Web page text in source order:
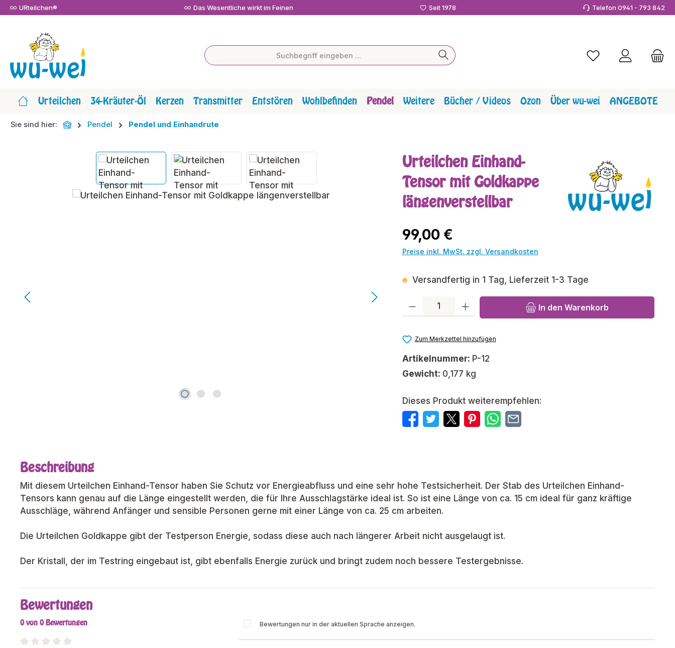
Hauptinhalt springen
Zur Suche springen
Zur Hauptnavigation springen
URteilchen® Das Wesentliche wirkt im Feinen Seit 1978 Telefon 0941 - 793 842
Du hast 0 Produkte
Urteilchen 34-Kräuter-Öl Kerzen Transmitter Entstören Wohlbefinden Pendel Weitere Bücher / Videos Ozon Über wu-wei ANGEBOTE
Sie sind hier: Pendel Pendel und Einhandrute
Bildergalerie überspringen
Urteilchen Einhand-
Tensor mit Goldkappe
längenverstellbar
Regulärer Preis:
99,00 €
Preise inkl. MwSt. zzgl. Versandkosten
Versandfertig in 1 Tag, Lieferzeit 1-3 Tage
Produkt Anzahl: Gib den gewünschten Wert ein oder benutze die
In den Warenkorb
Zum Merkzettel hinzufügen
Artikelnummer: P-12
Gewicht: 0,177 kg
Dieses Produkt weiterempfehlen:
Beschreibung
Mit diesem Urteilchen Einhand-Tensor haben Sie Schutz vor Energieabfluss und eine sehr hohe Testsicherheit. Der Stab des Urteilchen Einhand-
Tensors kann genau auf die Länge eingestellt werden, die für Ihre Ausschlagstärke ideal ist. So ist eine Länge von ca. 15 cm ideal für ganz kräftige
Ausschläge, während Anfänger und sensible Personen gerne mit einer Länge von ca. 25 cm arbeiten.
Die Urteilchen Goldkappe gibt der Testperson Energie, sodass diese auch nach längerer Arbeit nicht ausgelaugt ist.
Der Kristall, der im Testring eingebaut ist, gibt ebenfalls Energie zurück und bringt zudem noch bessere Testergebnisse.
Bewertungen
0 von 0 Bewertungen Bewertungen nur in der aktuellen Sprache anzeigen.